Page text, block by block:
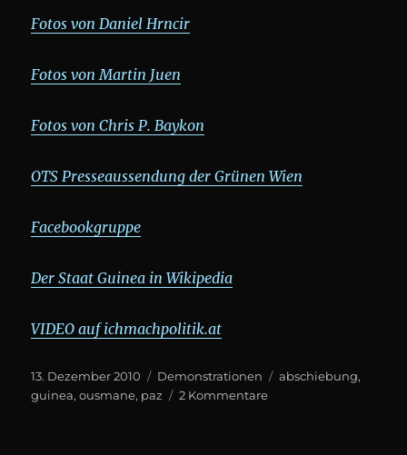
Fotos von Daniel Hrncir
Fotos von Martin Juen
Fotos von Chris P. Baykon
OTS Presseaussendung der Grünen Wien
Facebookgruppe
Der Staat Guinea in Wikipedia
VIDEO auf ichmachpolitik.at
Posted
on
13. Dezember 2010 Categories
Demonstrationen Tags
abschiebung,
guinea,ousmane, paz 2 Kommentarezu